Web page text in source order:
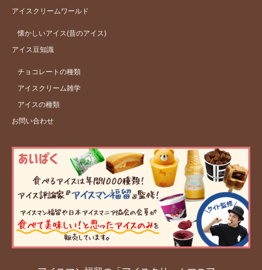
アイスクリームワールド
懐かしいアイス(昔のアイス)
アイス豆知識
チョコレートの種類
アイスクリーム雑学
アイスの種類
お問い合わせ